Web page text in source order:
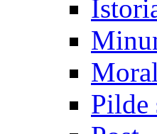
Pilde